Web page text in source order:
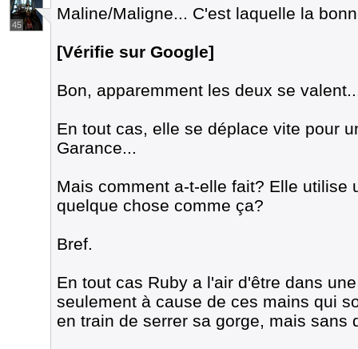
45
Maline/Maligne... C'est laquelle la
[Vérifie sur Google]
Bon, apparemment les deux se
En tout cas, elle se déplace vite pour
Garance...
Mais comment a-t-elle fait? Elle utilise
quelque chose comme ça?
Bref.
En tout cas Ruby a l'air d'être dans
seulement à cause de ces mains qui
en train de serrer sa gorge, mais sans